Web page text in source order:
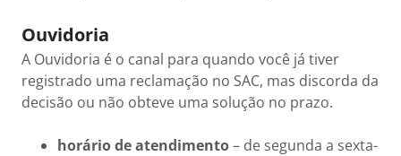
Ouvidoria
A Ouvidoria é o canal para quando você já tiver
registrado uma reclamação no SAC, mas discorda da
decisão ou não obteve uma solução no prazo.
horário de atendimento– de segunda a sexta-